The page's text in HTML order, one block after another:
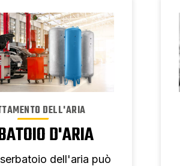
DELL'ARIA
D'ARIA
dell'aria può